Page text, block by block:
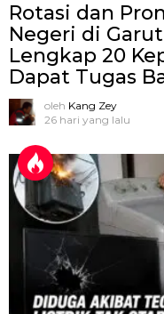
Rotasi dan
Negeri di
Lengkap 20
Dapat Tugas
oleh Kang Zey
26 hari yang lalu